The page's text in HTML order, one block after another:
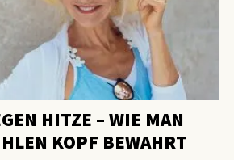
HITZE – WIE MAN
KOPF BEWAHRT